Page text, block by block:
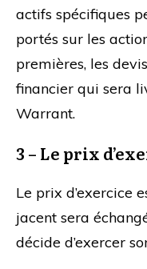
actifs spécifiques
portés sur les
premières, les
financier qui sera
Warrant.
3 – Le prix
Le prix d’exercice
jacent sera
décide d’exercer